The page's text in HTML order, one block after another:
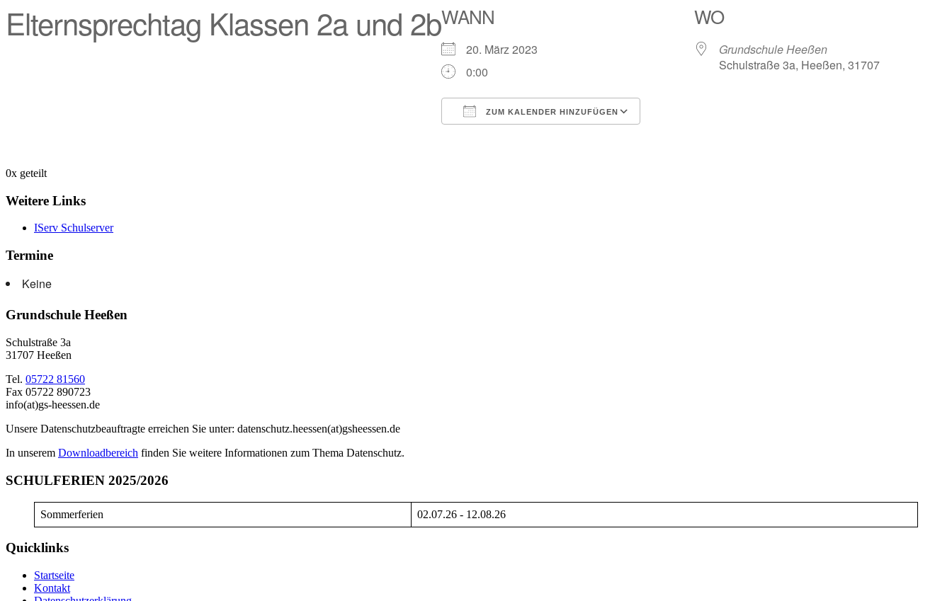
Elternsprechtag Klassen 2a und 2bWANN
20. März 2023
0:00
ZUM KALENDER HINZUFÜGEN
WO
Grundschule Heeßen
Schulstraße 3a, Heeßen, 31707
0x geteilt
Weitere Links
IServ Schulserver
Termine
Keine
Grundschule Heeßen
Schulstraße 3a
31707 Heeßen
Tel. 05722 81560
Fax 05722 890723
info(at)gs-heessen.de
Unsere Datenschutzbeauftragte erreichen Sie unter: datenschutz.heessen(at)gsheessen.de
In unserem Downloadbereich finden Sie weitere Informationen zum Thema Datenschutz.
SCHULFERIEN 2025/2026
Sommerferien 02.07.26 - 12.08.26
Quicklinks
Startseite
Kontakt